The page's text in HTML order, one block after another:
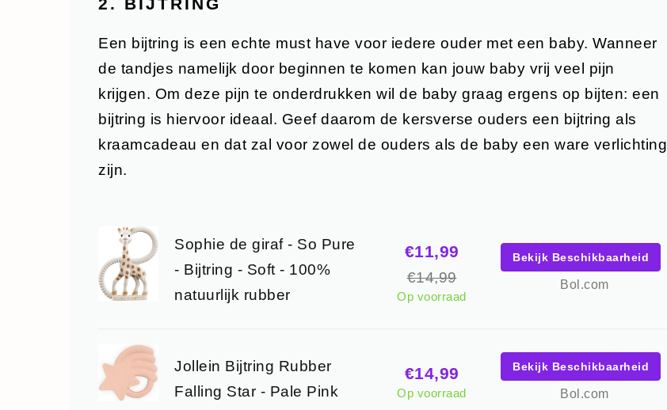
Een bijtring is een echte must have voor iedere ouder met een baby. Wanneer
de tandjes namelijk door beginnen te komen kan jouw baby vrij veel pijn
krijgen. Om deze pijn te onderdrukken wil de baby graag ergens op bijten: een
bijtring is hiervoor ideaal. Geef daarom de kersverse ouders een bijtring als
kraamcadeau en dat zal voor zowel de ouders als de baby een ware verlichting
zijn.
Sophie de giraf - So Pure
- Bijtring - Soft - 100%
natuurlijk rubber
€11,99
€14,99
Op voorraad
Bekijk Beschikbaarheid
Bol.com
Jollein Bijtring Rubber
Falling Star - Pale Pink
€14,99
Op voorraad
Bekijk Beschikbaarheid
Bol.com